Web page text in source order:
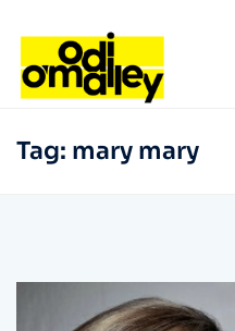
Tag: mary mary